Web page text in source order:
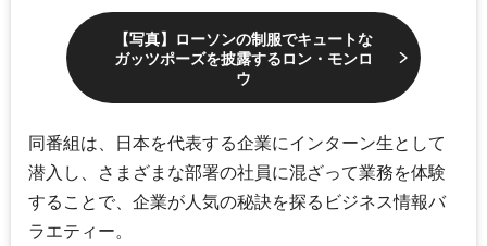
【写真】ローソンの制服でキュートな
ガッツポーズを披露するロン・モンロ
ウ
同番組は、日本を代表する企業にインターン生として
潜入し、さまざまな部署の社員に混ざって業務を体験
することで、企業が人気の秘訣を探るビジネス情報バ
ラエティー。